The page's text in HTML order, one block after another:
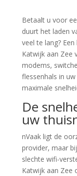
Betaalt u voor
duurt het laden
veel te lang?
Katwijk aan Zee
modems,
flessenhals in
maximale
De
uw
nVaak ligt de
provider, maar
slechte wifi-
Katwijk aan Zee